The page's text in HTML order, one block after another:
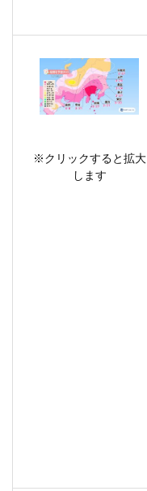
※クリックすると拡大
します